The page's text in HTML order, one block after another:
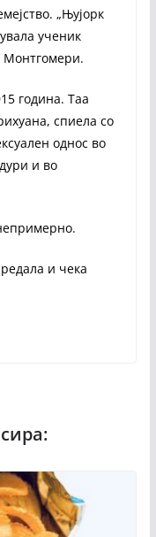
„Њујорк
ученик
Монтгомери.
година. Таа
спиела со
однос во
и во
и чека